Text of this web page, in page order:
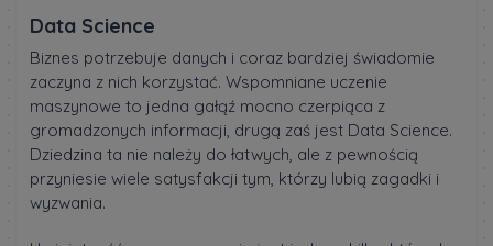
Data Science
Biznes potrzebuje danych i coraz bardziej świadomie
zaczyna z nich korzystać. Wspomniane uczenie
maszynowe to jedna gałąź mocno czerpiąca z
gromadzonych informacji, drugą zaś jest Data Science.
Dziedzina ta nie należy do łatwych, ale z pewnością
przyniesie wiele satysfakcji tym, którzy lubią zagadki i
wyzwania.